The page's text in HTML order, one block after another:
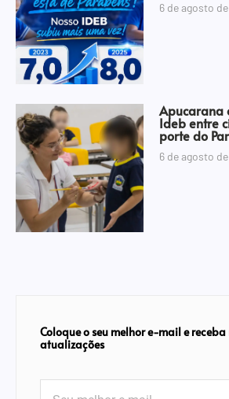
6 de agosto
Apucarana
Ideb entre
porte do
6 de agosto
Coloque o seu melhor e-mail e receba
atualizações